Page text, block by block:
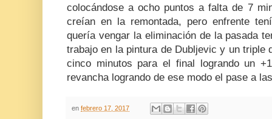
colocándose a ocho puntos a falta de 7
creían en la remontada, pero enfrente
quería vengar la eliminación de la pasada
trabajo en la pintura de Dubljevic y un triple
cinco minutos para el final logrando un
revancha logrando de ese modo el pase a
en febrero 17, 2017